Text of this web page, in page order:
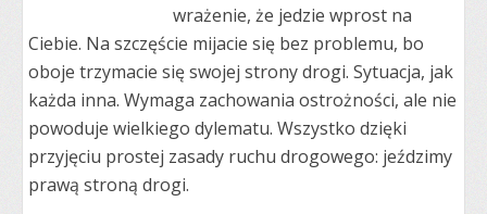
wrażenie, że jedzie wprost na
Ciebie. Na szczęście mijacie się bez problemu, bo
oboje trzymacie się swojej strony drogi. Sytuacja, jak
każda inna. Wymaga zachowania ostrożności, ale nie
powoduje wielkiego dylematu. Wszystko dzięki
przyjęciu prostej zasady ruchu drogowego: jeździmy
prawą stroną drogi.